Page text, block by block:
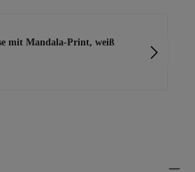
mit Mandala-Print, weiß